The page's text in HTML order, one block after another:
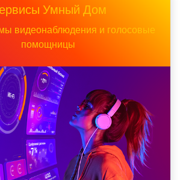
Умный Дом
видеонаблюдения и голосовые
помощницы